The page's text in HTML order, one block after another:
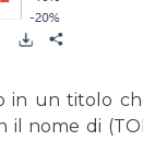
in un titolo
il nome di